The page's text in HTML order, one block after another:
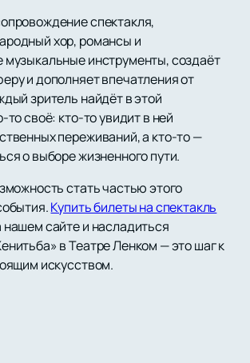
спектакля,
хор, романсы и
музыкальные инструменты, создаёт
и дополняет впечатления от
зритель найдёт в этой
то своё: кто-то увидит в ней
переживаний, а кто-то —
о выборе жизненного пути.
стать частью этого
Купить билеты на спектакль
нашем сайте и насладиться
в Театре Ленком — это шаг к
искусством.